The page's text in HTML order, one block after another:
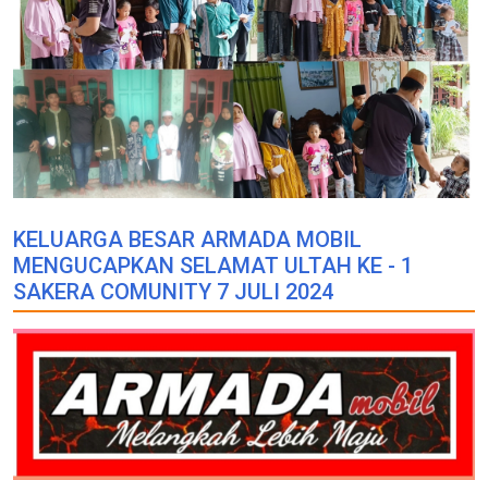
KELUARGA BESAR ARMADA MOBIL
MENGUCAPKAN SELAMAT ULTAH KE - 1
SAKERA COMUNITY 7 JULI 2024